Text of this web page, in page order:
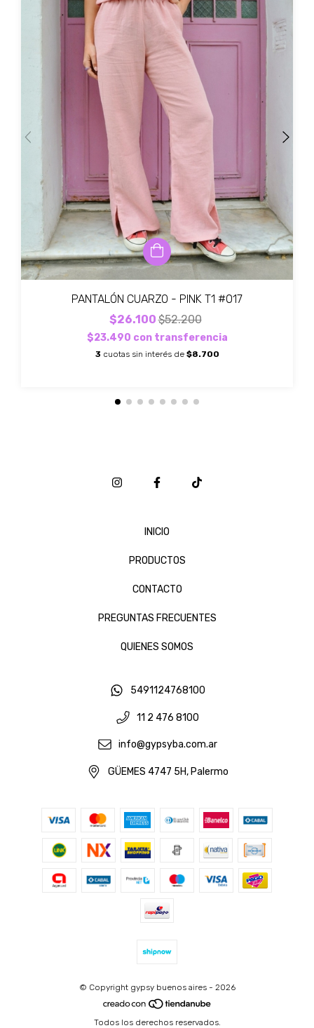
PANTALÓN CUARZO - PINK T1 #017
$26.100$52.200
$23.490 con transferencia
3 cuotas sin interés de $8.700
INICIO
PRODUCTOS
CONTACTO
PREGUNTAS FRECUENTES
QUIENES SOMOS
5491124768100
11 2 476 8100
info@gypsyba.com.ar
GÜEMES 4747 5H, Palermo
© Copyright gypsy buenos aires - 2026
Todos los derechos reservados.